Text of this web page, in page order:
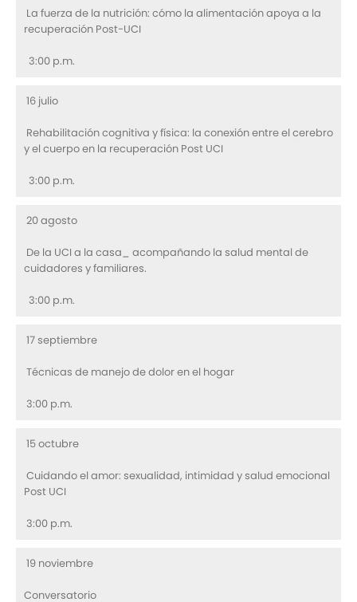
La fuerza de la nutrición: cómo la alimentación apoya a la
recuperación Post-UCI
3:00 p.m.
16 julio
Rehabilitación cognitiva y física: la conexión entre el cerebro
y el cuerpo en la recuperación Post UCI
3:00 p.m.
20 agosto
De la UCI a la casa_ acompañando la salud mental de
cuidadores y familiares.
3:00 p.m.
17 septiembre
Técnicas de manejo de dolor en el hogar
3:00 p.m.
15 octubre
Cuidando el amor: sexualidad, intimidad y salud emocional
Post UCI
3:00 p.m.
19 noviembre
Conversatorio